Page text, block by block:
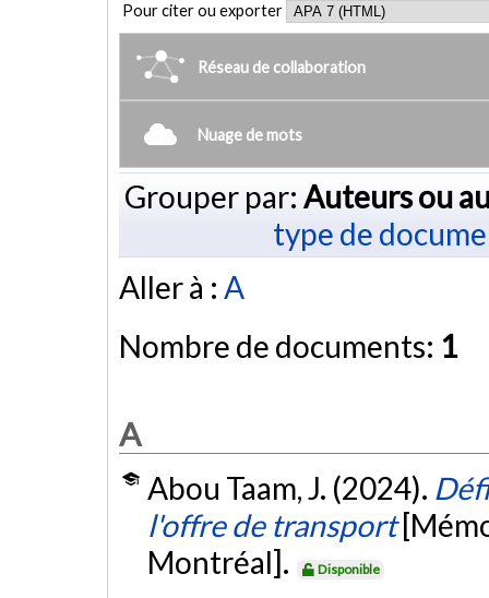
Pour citer ou exporter
Réseau de collaboration
Nuage de mots
Grouper par: Auteurs ou
type de
Aller à : A
Nombre de documents: 1
A
Abou Taam, J. (2024).
l'offre de transport
Montréal].
Disponible